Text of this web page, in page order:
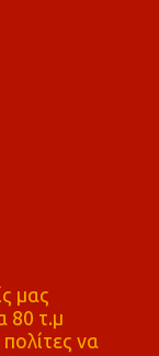
μας
80 τ.μ
να